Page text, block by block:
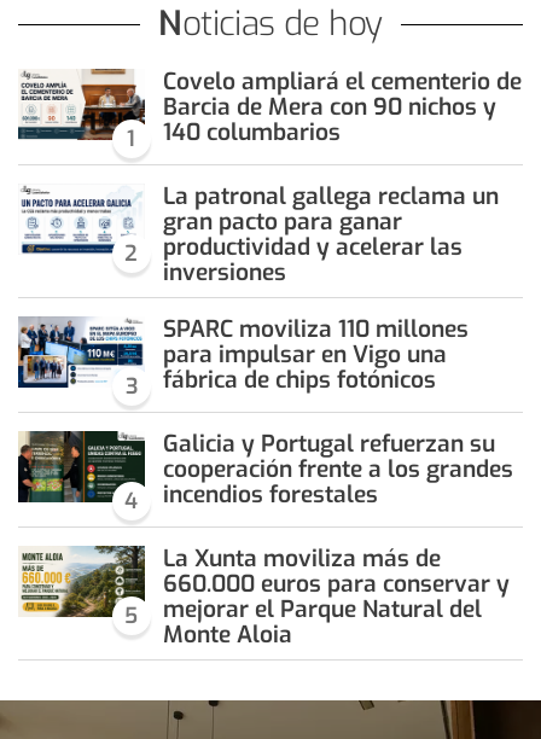
Noticias de hoy
1
Covelo ampliará el cementerio de
Barcia de Mera con 90 nichos y
140 columbarios
2
La patronal gallega reclama un
gran pacto para ganar
productividad y acelerar las
inversiones
3
SPARC moviliza 110 millones
para impulsar en Vigo una
fábrica de chips fotónicos
4
Galicia y Portugal refuerzan su
cooperación frente a los grandes
incendios forestales
5
La Xunta moviliza más de
660.000 euros para conservar y
mejorar el Parque Natural del
Monte Aloia